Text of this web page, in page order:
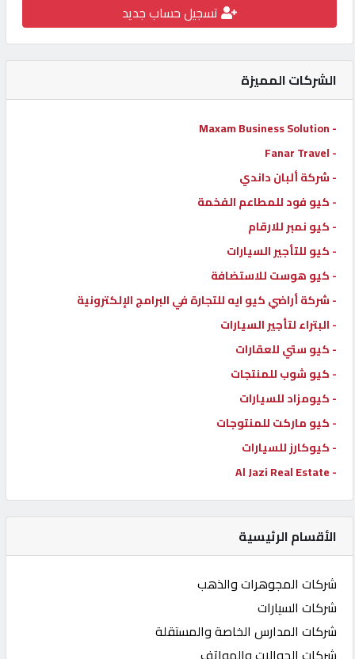
كيو
ماركت
القطري
POWERED
QHOST
تسجيل حساب جديد
الشركات المميزة
- Maxam Business Solution
- Fanar Travel
- شركة ألبان داندي
- كيو فود للمطاعم الفخمة
- كيو نمبر للارقام
- كيو للتأجير السيارات
- كيو هوست للاستضافة
- شركة أراضي كيو ايه للتجارة في البرامج الإلكترونية
- البتراء لتأجير السيارات
- كيو ستي للعقارات
- كيو شوب للمنتجات
- كيومزاد للسيارات
- كيو ماركت للمنتوجات
- كيوكارز للسيارات
- Al Jazi Real Estate
الأقسام الرئيسية
شركات المجوهرات والذهب
شركات السيارات
شركات المدارس الخاصة والمستقلة